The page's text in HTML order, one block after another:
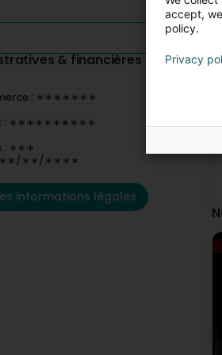
& financières
: ∗∗∗∗∗∗∗
: ∗∗∗∗∗∗∗∗∗∗
: ∗∗∗
∗∗/∗∗/∗∗∗∗
informations légales
accept,
policy.
Privacy